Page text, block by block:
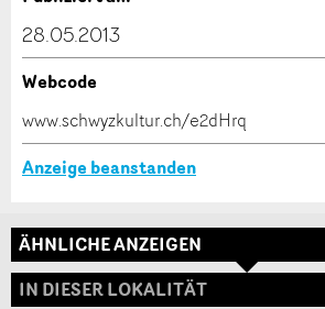
* Eingabe erforderlich
Adresse
28.05.2013
Webcode
www.schwyzkultur.ch/e2dHrq
Anzeige beanstanden
ÄHNLICHE ANZEIGEN
IN DIESER LOKALITÄT